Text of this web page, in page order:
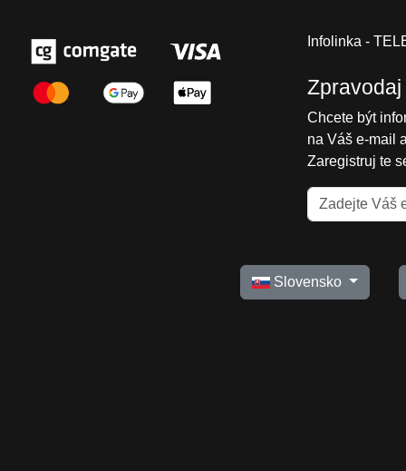
Infolinka -
Zpravodaj
Chcete být
na Váš e-mail
Zaregistruj te
Slovensko